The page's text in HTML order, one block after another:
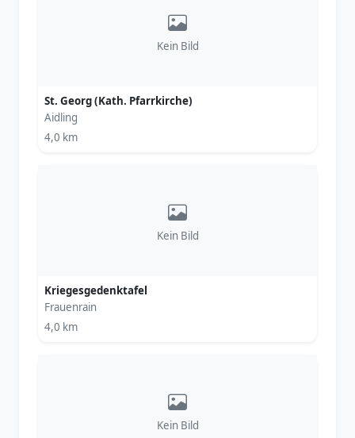
Kein Bild
St. Georg (​Kath. Pfarrkirche)
Aidling
4,0 km
Kein Bild
Kriegesgedenktafel
Frauenrain
4,0 km
Kein Bild